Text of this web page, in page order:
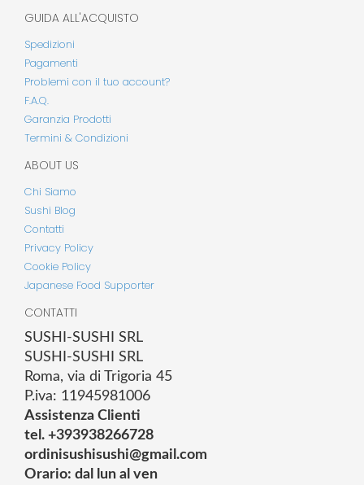
GUIDA ALL'ACQUISTO
Spedizioni
Pagamenti
Problemi con il tuo account?
F.A.Q.
Garanzia Prodotti
Termini & Condizioni
ABOUT US
Chi Siamo
Sushi Blog
Contatti
Privacy Policy
Cookie Policy
Japanese Food Supporter
CONTATTI
SUSHI-SUSHI SRL
SUSHI-SUSHI SRL
Roma, via di Trigoria 45
P.iva: 11945981006
Assistenza Clienti
tel. +393938266728
ordinisushisushi@gmail.com
Orario: dal lun al ven